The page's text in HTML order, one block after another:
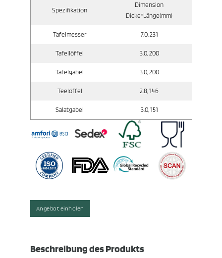
Spezifikation
Dimension
Dicke*Länge(mm)
Tafelmesser 7.0, 231
Tafellöffel 3.0, 200
Tafelgabel 3.0, 200
Teelöffel 2.8, 146
Salatgabel 3.0, 151
Angebot einholen
Beschreibung des Produkts